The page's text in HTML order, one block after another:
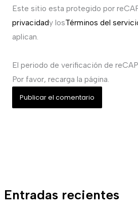
Entradas recientes
Este sitio esta protegido por
privacidady losTérminos del
aplican.
El periodo de verificación de
Por favor, recarga la página.